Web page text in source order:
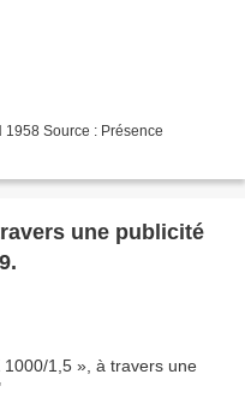
1958 Source : Présence
publicité